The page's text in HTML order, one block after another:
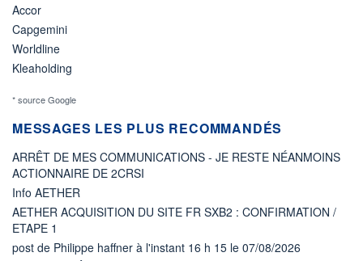
Accor
Capgemini
Worldline
Kleaholding
* source Google
MESSAGES LES PLUS RECOMMANDÉS
ARRÊT DE MES COMMUNICATIONS - JE RESTE NÉANMOINS
ACTIONNAIRE DE 2CRSI
Info AETHER
AETHER ACQUISITION DU SITE FR SXB2 : CONFIRMATION /
ETAPE 1
post de Philippe haffner à l'instant 16 h 15 le 07/08/2026